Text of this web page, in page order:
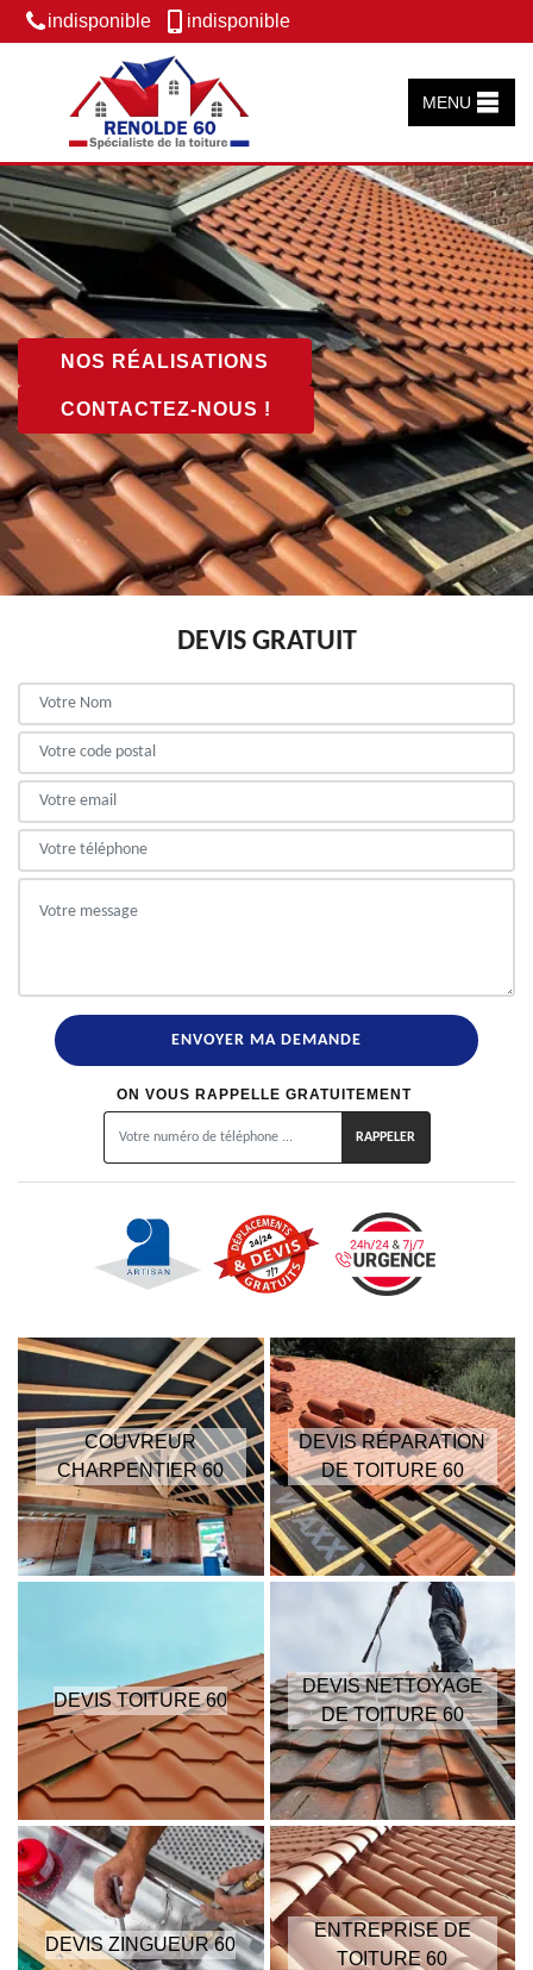
indisponible indisponible
MENU
NOS RÉALISATIONS
CONTACTEZ-NOUS !
DEVIS GRATUIT
ON VOUS RAPPELLE GRATUITEMENT
COUVREUR
CHARPENTIER 60
DEVIS RÉPARATION
DE TOITURE 60
DEVIS TOITURE 60
DEVIS NETTOYAGE
DE TOITURE 60
DEVIS ZINGUEUR 60
ENTREPRISE DE
TOITURE 60